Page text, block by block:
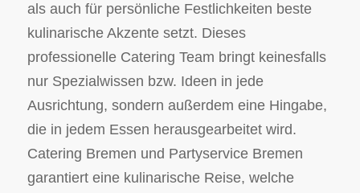
als auch für persönliche Festlichkeiten beste
kulinarische Akzente setzt. Dieses
professionelle Catering Team bringt keinesfalls
nur Spezialwissen bzw. Ideen in jede
Ausrichtung, sondern außerdem eine Hingabe,
die in jedem Essen herausgearbeitet wird.
Catering Bremen und Partyservice Bremen
garantiert eine kulinarische Reise, welche